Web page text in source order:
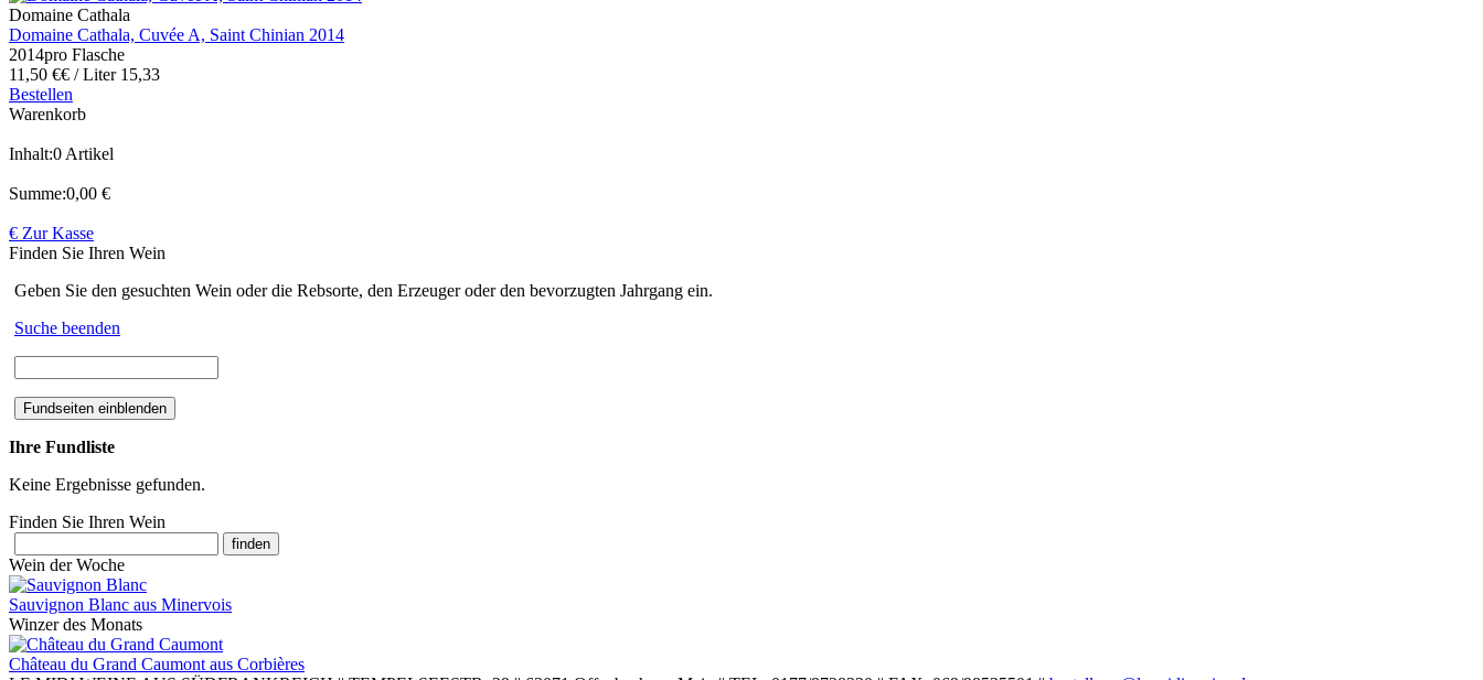
Domaine Cathala
Domaine Cathala, Cuvée A, Saint Chinian 2014
2014pro Flasche
11,50 €€ / Liter 15,33
Bestellen
Warenkorb
Inhalt:0 Artikel
Summe:0,00 €
€ Zur Kasse
Finden Sie Ihren Wein
Geben Sie den gesuchten Wein oder die Rebsorte, den Erzeuger oder den bevorzugten Jahrgang ein.
Suche beenden
Ihre Fundliste
Keine Ergebnisse gefunden.
Finden Sie Ihren Wein
Wein der Woche
Sauvignon Blanc aus Minervois
Winzer des Monats
Château du Grand Caumont aus Corbières